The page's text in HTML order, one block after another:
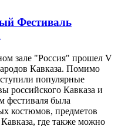
Фестиваль
зале "Россия" прошел V
Кавказа. Помимо
популярные
российского Кавказа и
фестиваля была
костюмов, предметов
где также можно